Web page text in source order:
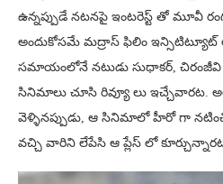
ఉన్నప్పుడే నటనపై ఇంటరెస్ట్ తో మూవీ
అందుకోసమే మద్రాస్ ఫిలిం ఇన్సిటిట్యూట్
సమాయంలోనే నటుడు సుధాకర్, చిరంజీవి
సినిమాలు చూసి రివ్యూ లు
వెళ్ళినప్పుడు, ఆ సినిమాలో హీరో గా నటించిన
వచ్చి వారిని లేపేసి ఆ ప్లేస్ లో